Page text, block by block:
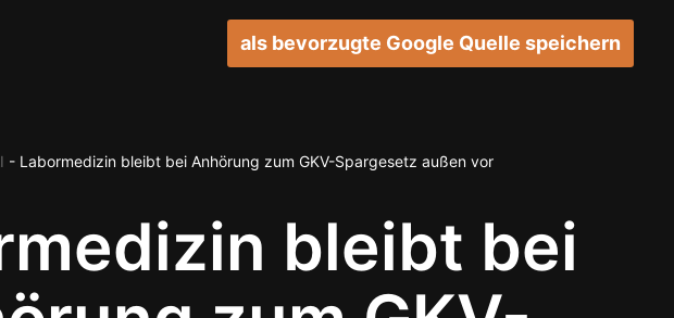
als bevorzugte Google Quelle speichern
- Labormedizin bleibt bei Anhörung zum GKV-Spargesetz außen vor
bleibt bei